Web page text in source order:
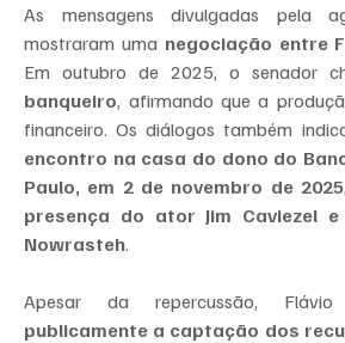
As mensagens divulgadas pela
mostraram uma negociação entre
Em outubro de 2025, o senador
banqueiro, afirmando que a
encontro na casa do dono do
Paulo, em 2 de novembro de 2025
presença do ator Jim Caviezel
Nowrasteh.
Apesar da repercussão,
publicamente a captação dos